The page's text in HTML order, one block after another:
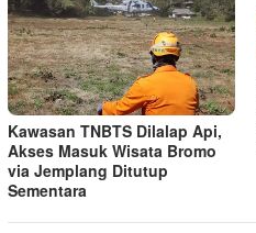
Kawasan TNBTS Dilalap Api,
Akses Masuk Wisata Bromo
via Jemplang Ditutup
Sementara